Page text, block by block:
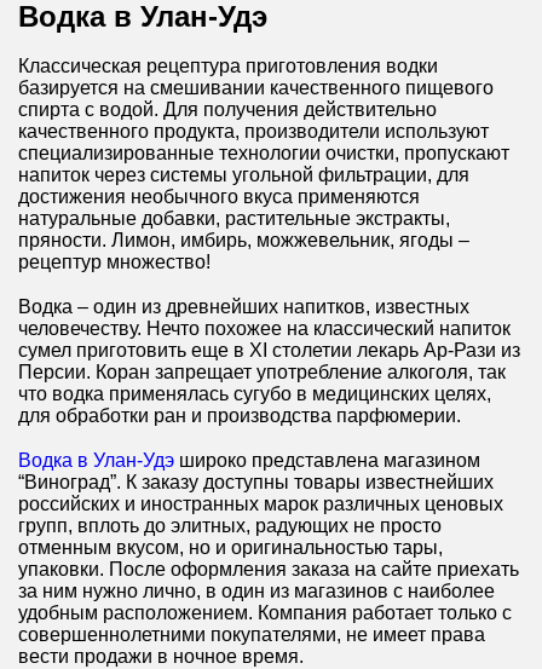
Водка в Улан-Удэ
Классическая рецептура приготовления водки
базируется на смешивании качественного пищевого
спирта с водой. Для получения действительно
качественного продукта, производители используют
специализированные технологии очистки, пропускают
напиток через системы угольной фильтрации, для
достижения необычного вкуса применяются
натуральные добавки, растительные экстракты,
пряности. Лимон, имбирь, можжевельник, ягоды –
рецептур множество!
Водка – один из древнейших напитков, известных
человечеству. Нечто похожее на классический напиток
сумел приготовить еще в XI столетии лекарь Ар-Рази из
Персии. Коран запрещает употребление алкоголя, так
что водка применялась сугубо в медицинских целях,
для обработки ран и производства парфюмерии.
Водка в Улан-Удэ широко представлена магазином
“Виноград”. К заказу доступны товары известнейших
российских и иностранных марок различных ценовых
групп, вплоть до элитных, радующих не просто
отменным вкусом, но и оригинальностью тары,
упаковки. После оформления заказа на сайте приехать
за ним нужно лично, в один из магазинов с наиболее
удобным расположением. Компания работает только с
совершеннолетними покупателями, не имеет права
вести продажи в ночное время.